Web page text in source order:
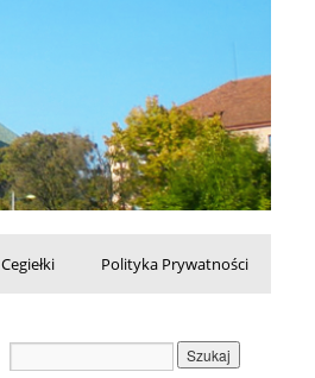
Cegiełki Polityka Prywatności